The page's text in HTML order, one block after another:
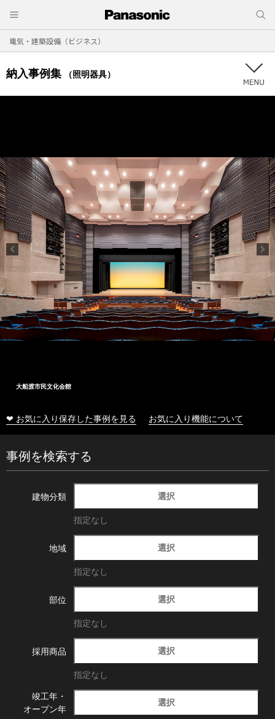
電気・建築設備（ビジネス）
納入事例集 （照明器具）
大船渡市民文化会館
❤ お気に入り保存した事例を見る お気に入り機能について
事例を検索する
建物分類 選択
指定なし
地域 選択
指定なし
部位 選択
指定なし
採用商品 選択
指定なし
竣工年・
オープン年
選択